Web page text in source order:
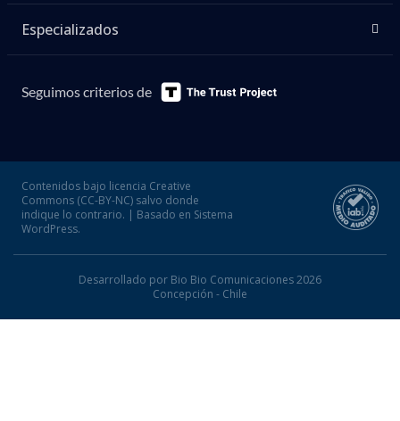
Especializados
Seguimos criterios de
Contenidos bajo licencia Creative
Commons (CC-BY-NC) salvo donde
indique lo contrario. | Basado en Sistema
WordPress.
Desarrollado por Bio Bio Comunicaciones 2026
Concepción - Chile